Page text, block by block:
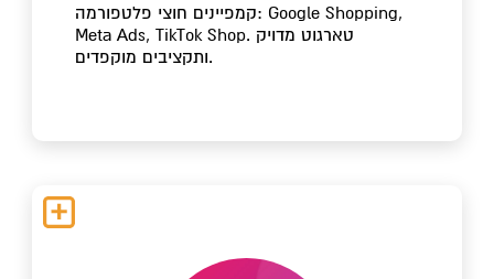
קמפיינים חוצי פלטפורמה: Google Shopping,
Meta Ads, TikTok Shop. טארגוט מדויק
ותקציבים מוקפדים.